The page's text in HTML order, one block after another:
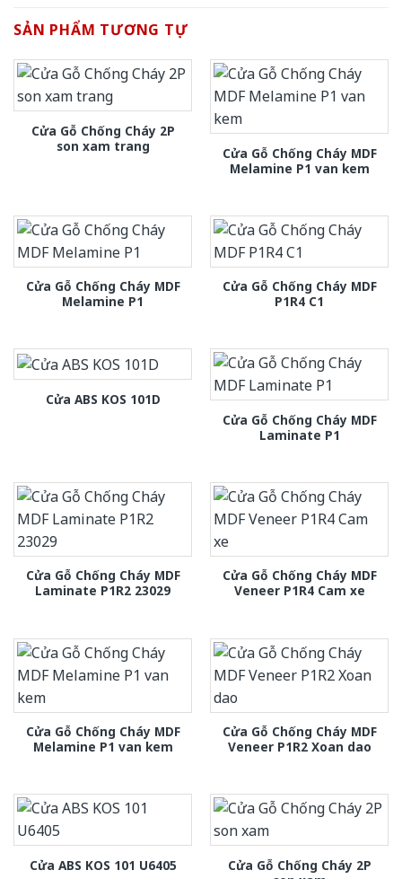
SẢN PHẨM TƯƠNG TỰ
Cửa Gỗ Chống Cháy 2P
son xam trang
Cửa Gỗ Chống Cháy MDF
Melamine P1 van kem
Cửa Gỗ Chống Cháy MDF
Melamine P1
Cửa Gỗ Chống Cháy MDF
P1R4 C1
Cửa ABS KOS 101D
Cửa Gỗ Chống Cháy MDF
Laminate P1
Cửa Gỗ Chống Cháy MDF
Laminate P1R2 23029
Cửa Gỗ Chống Cháy MDF
Veneer P1R4 Cam xe
Cửa Gỗ Chống Cháy MDF
Melamine P1 van kem
Cửa Gỗ Chống Cháy MDF
Veneer P1R2 Xoan dao
Cửa ABS KOS 101 U6405
Cửa Gỗ Chống Cháy 2P